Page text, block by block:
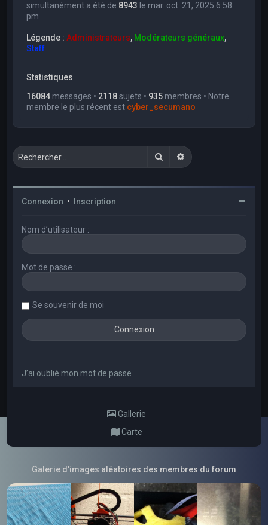
simultanément a été de 8943 le mar. oct. 21, 2025 6:58
pm
Légende :Administrateurs, Modérateurs généraux,
Staff
Statistiques
16084 messages • 2118sujets • 935 membres • Notre
membre le plus récent est cyber_secumano
RechercherRecherche avancée
Connexion • Inscription
Nom d’utilisateur :
Mot de passe :
Se souvenir de moi
J’ai oublié mon mot de passe
Gallerie
Carte
Galerie d'images aléatoires des membres du forum